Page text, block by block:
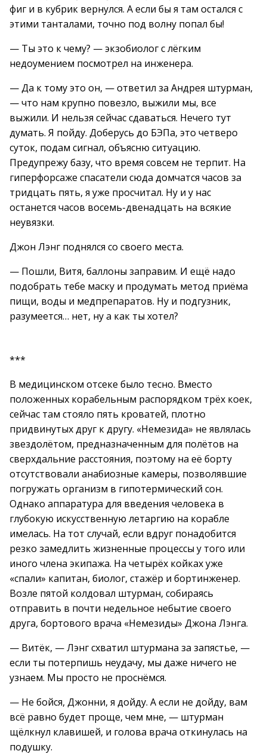
фиг и в кубрик вернулся. А если бы я там остался с
этими танталами, точно под волну попал бы!
— Ты это к чему? — экзобиолог с лёгким
недоумением посмотрел на инженера.
— Да к тому это он, — ответил за Андрея штурман,
— что нам крупно повезло, выжили мы, все
выжили. И нельзя сейчас сдаваться. Нечего тут
думать. Я пойду. Доберусь до БЭПа, это четверо
суток, подам сигнал, объясню ситуацию.
Предупрежу базу, что время совсем не терпит. На
гиперфорсаже спасатели сюда домчатся часов за
тридцать пять, я уже просчитал. Ну и у нас
останется часов восемь-двенадцать на всякие
неувязки.
Джон Лэнг поднялся со своего места.
— Пошли, Витя, баллоны заправим. И ещё надо
подобрать тебе маску и продумать метод приёма
пищи, воды и медпрепаратов. Ну и подгузник,
разумеется… нет, ну а как ты хотел?
***
В медицинском отсеке было тесно. Вместо
положенных корабельным распорядком трёх коек,
сейчас там стояло пять кроватей, плотно
придвинутых друг к другу. «Немезида» не являлась
звездолётом, предназначенным для полётов на
сверхдальние расстояния, поэтому на её борту
отсутствовали анабиозные камеры, позволявшие
погружать организм в гипотермический сон.
Однако аппаратура для введения человека в
глубокую искусственную летаргию на корабле
имелась. На тот случай, если вдруг понадобится
резко замедлить жизненные процессы у того или
иного члена экипажа. На четырёх койках уже
«спали» капитан, биолог, стажёр и бортинженер.
Возле пятой колдовал штурман, собираясь
отправить в почти недельное небытие своего
друга, бортового врача «Немезиды» Джона Лэнга.
— Витёк, — Лэнг схватил штурмана за запястье, —
если ты потерпишь неудачу, мы даже ничего не
узнаем. Мы просто не проснёмся.
— Не бойся, Джонни, я дойду. А если не дойду, вам
всё равно будет проще, чем мне, — штурман
щёлкнул клавишей, и голова врача откинулась на
подушку.